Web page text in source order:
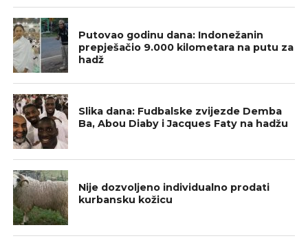
Putovao godinu dana: Indonežanin
prepješačio 9.000 kilometara na putu za
hadž
Slika dana: Fudbalske zvijezde Demba
Ba, Abou Diaby i Jacques Faty na hadžu
Nije dozvoljeno individualno prodati
kurbansku kožicu